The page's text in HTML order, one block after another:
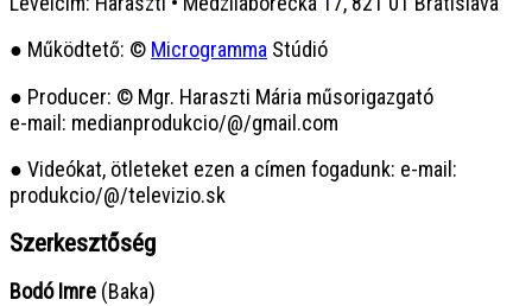
● Működtető: © Microgramma Stúdió
● Producer: © Mgr. Haraszti Mária műsorigazgató
e-mail: medianprodukcio/@/gmail.com
● Videókat, ötleteket ezen a címen fogadunk: e-mail:
produkcio/@/televizio.sk
Szerkesztőség
Bodó Imre (Baka)